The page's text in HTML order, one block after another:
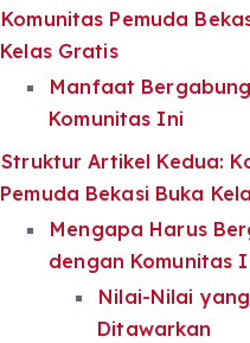
Komunitas Pemuda
Kelas Gratis
Manfaat
Komunitas Ini
Struktur Artikel Kedua:
Pemuda Bekasi Buka
Mengapa Harus
dengan Komunitas
Nilai-Nilai yang
Ditawarkan